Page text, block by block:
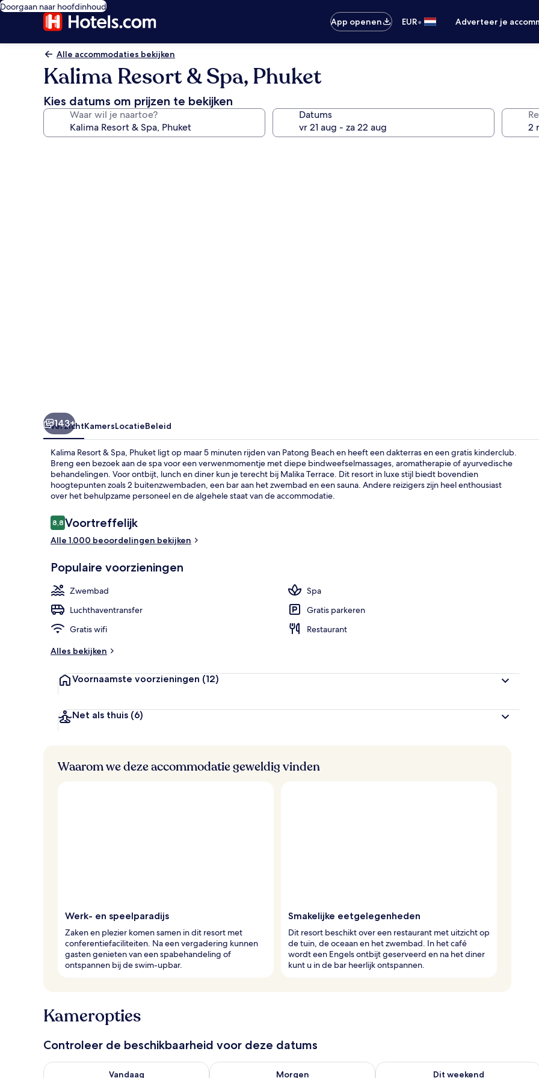
Doorgaan naar hoofdinhoud
App openen
EUR• Adverteer je
Alle accommodaties bekijken
Kalima Resort & Spa, Phuket
Kies datums om prijzen te bekijken
Waar wil je naartoe? Datums
Luxe
143+
OverzichtKamersLocatieBeleid
Kalima Resort & Spa, Phuket ligt op maar 5 minuten rijden van Patong Beach en heeft een dakterras en een gratis kinderclub.
Breng een bezoek aan de spa voor een verwenmomentje met diepe bindweefselmassages, aromatherapie of ayurvedische
behandelingen. Voor ontbijt, lunch en diner kun je terecht bij Malika Terrace. Dit resort in luxe stijl biedt bovendien
hoogtepunten zoals 2 buitenzwembaden, een bar aan het zwembad en een sauna. Andere reizigers zijn heel enthousiast
over het behulpzame personeel en de algehele staat van de accommodatie.
Beoordelingen
8,88,8 op 10 –
Voortreffelijk
Alle 1.000 beoordelingen bekijken
Populaire voorzieningen
Zwembad
Spa
Luchthaventransfer
Gratis parkeren
Gratis wifi
Restaurant
Alles bekijken
Voornaamste voorzieningen (12)
Net als thuis (6)
Waarom we deze accommodatie geweldig vinden
Werk- en speelparadijs
Zaken en plezier komen samen in dit resort met
conferentiefaciliteiten. Na een vergadering kunnen
gasten genieten van een spabehandeling of
ontspannen bij de swim-upbar.
Smakelijke eetgelegenheden
Dit resort beschikt over een restaurant met uitzicht op
de tuin, de oceaan en het zwembad. In het café
wordt een Engels ontbijt geserveerd en na het diner
kunt u in de bar heerlijk ontspannen.
Kameropties
Controleer de beschikbaarheid voor deze datums
Vandaag
De beschikbaarheid controleren voor vanavond aug 7 - aug 8
Morgen
De beschikbaarheid controleren voor morgen aug 8 - aug 9
Dit weekend
De beschikbaarheid controleren voor